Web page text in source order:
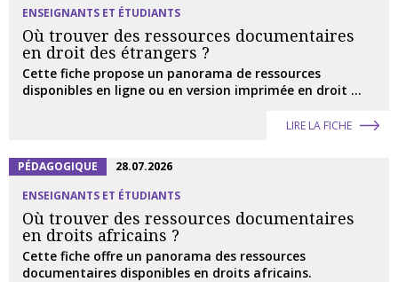
ENSEIGNANTS ET ÉTUDIANTS
Où trouver des ressources documentaires
en droit des étrangers ?
Cette fiche propose un panorama de ressources
disponibles en ligne ou en version imprimée en droit ...
LIRE LA FICHE
PÉDAGOGIQUE
28.07.2026
ENSEIGNANTS ET ÉTUDIANTS
Où trouver des ressources documentaires
en droits africains ?
Cette fiche offre un panorama des ressources
documentaires disponibles en droits africains.